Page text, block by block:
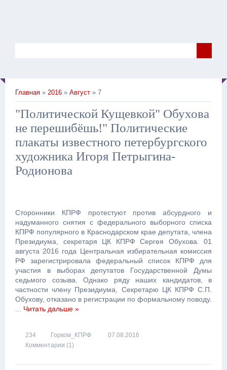
Главная » 2016 » Август » 7
​"Политической Кущевкой" Обухова
не перешибёшь!" Политические
плакаты известного петербургского
художника Игоря Петрыгина-
Родионова
Сторонники КПРФ протестуют против абсурдного и
надуманного снятия с федерального выборного списка
КПРФ популярного в Краснодарском крае депутата, члена
Президиума, секретаря ЦК КПРФ Сергея Обухова. 01
августа 2016 года Центральная избирательная комиссия
РФ зарегистрировала федеральный список КПРФ для
участия в выборах депутатов Государственной Думы
седьмого созыва. Однако ряду наших кандидатов, в
частности члену Президиума, Секретарю ЦК КПРФ С.П.
Обухову, отказано в регистрации по формальному поводу.
Читать дальше »
234 Горком_КПРФ
07.08.2016
Комментарии (1)